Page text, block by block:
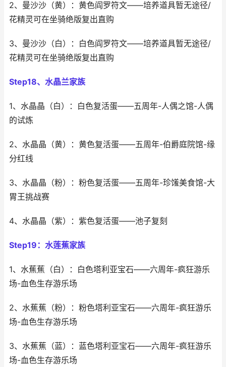
2、曼沙沙（黄）：黄色阎罗符文——培养道具暂无途径/
花精灵可在坐骑绝版复出直购
3、曼沙沙（白）：白色阎罗符文——培养道具暂无途径/
花精灵可在坐骑绝版复出直购
Step18、水晶兰家族
1、水晶晶（白）：白色复活蛋——五周年-人偶之馆-人偶
的试炼
2、水晶晶（黄）：黄色复活蛋——五周年-伯爵庭院馆-缘
分红线
3、水晶晶（粉）：粉色复活蛋——五周年-珍馐美食馆-大
胃王挑战赛
4、水晶晶（紫）：紫色复活蛋——池子复刻
Step19：水莲蕉家族
1、水蕉蕉（白）：白色塔利亚宝石——六周年-疯狂游乐
场-血色生存游乐场
2、水蕉蕉（粉）：粉色塔利亚宝石——六周年-疯狂游乐
场-血色生存游乐场
3、水蕉蕉（蓝）：蓝色塔利亚宝石——六周年-疯狂游乐
场-血色生存游乐场